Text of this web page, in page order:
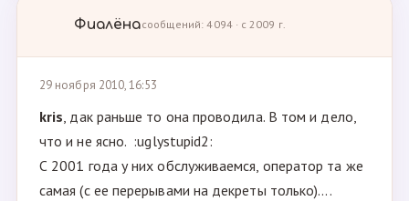
Фиалёнасообщений: 4094 · с 2009 г.
29 ноября 2010, 16:53
kris, дак раньше то она проводила. В том и дело,
что и не ясно. :uglystupid2:
С 2001 года у них обслуживаемся, оператор та же
самая (с ее перерывами на декреты только)....